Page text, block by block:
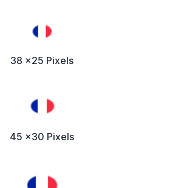
38 x25 Pixels
45 x30 Pixels